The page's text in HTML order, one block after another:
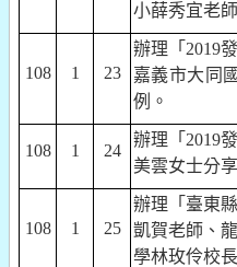
小薛秀宜老
108 1 23
辦理「 2019
嘉義市大同
例。
108 1 24
辦理「 2019
美雲女士分
108 1 25
辦理「臺東
凱賀老師、
學林玫伶校